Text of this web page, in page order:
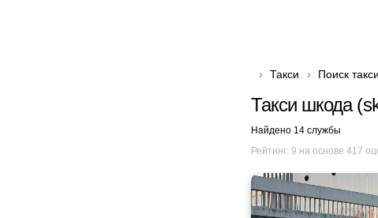
Такси Поиск такси
Такси шкода
Найдено 14 службы
Рейтинг: 9 на основе 417